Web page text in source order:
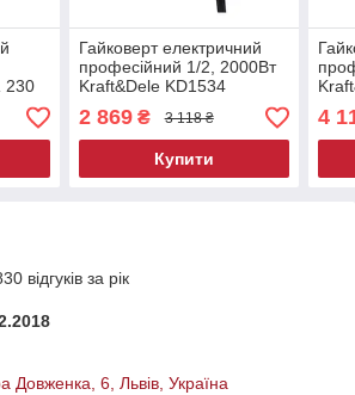
230
Гайковерт електричний
професійний 1/2, 2000Вт
Kraft&Dele KD1534
електричний гайковерт
2 869₴ 3 118 ₴
Купити
4
відгуків за рік
Довженка, 6, Львів, Україна